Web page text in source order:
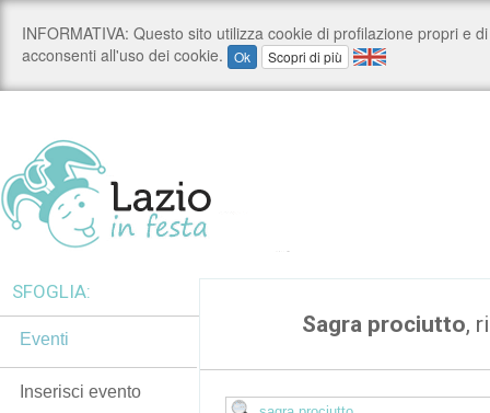
Sagra prociutto,
SFOGLIA:
Eventi
Inserisci evento